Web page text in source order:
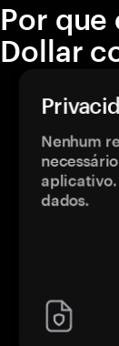
Por
Dollar
Nenhum
aplicativo.
dados.